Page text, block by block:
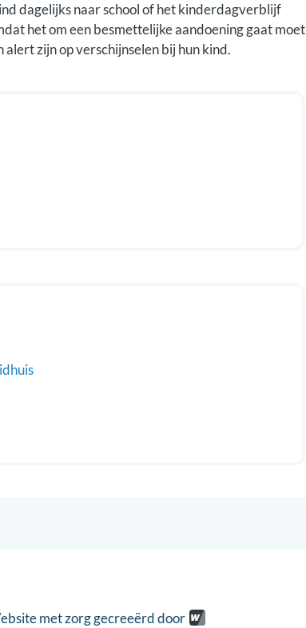
dagelijks naar school of het kinderdagverblijf
het om een besmettelijke aandoening gaat moet
zijn op verschijnselen bij hun kind.
met zorg gecreeërd door